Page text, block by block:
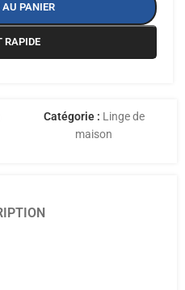
PANIER
RAPIDE
Catégorie : Linge de
maison